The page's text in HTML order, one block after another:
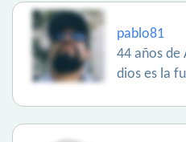
pablo81
44 años de
dios es la